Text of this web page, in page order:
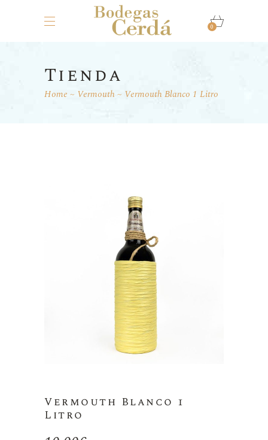
0
Tienda
Home Vermouth Vermouth Blanco 1 Litro
Vermouth Blanco 1
Litro